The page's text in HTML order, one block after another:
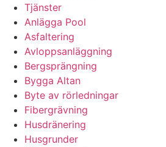
Tjänster
Anlägga Pool
Asfaltering
Avloppsanläggning
Bergsprängning
Bygga Altan
Byte av rörledningar
Fibergrävning
Husdränering
Husgrunder